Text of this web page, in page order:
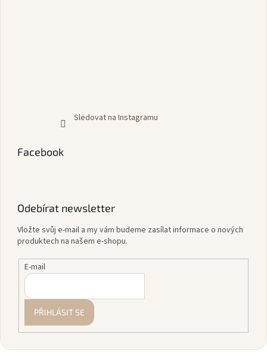
Sledovat na Instagramu
Facebook
Odebírat newsletter
Vložte svůj e-mail a my vám budeme zasílat informace o nových
produktech na našem e-shopu.
E-mail
PŘIHLÁSIT SE